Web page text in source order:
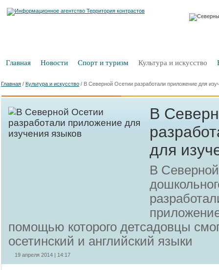
Главная Новости Спорт и туризм Культура и искусство
Главная / Культура и искусство / В Северной Осетии разработали приложение для
В
для
В
помощью которого детсадовцы
осетинский и английский языки
19 апреля 2014 | 14:17